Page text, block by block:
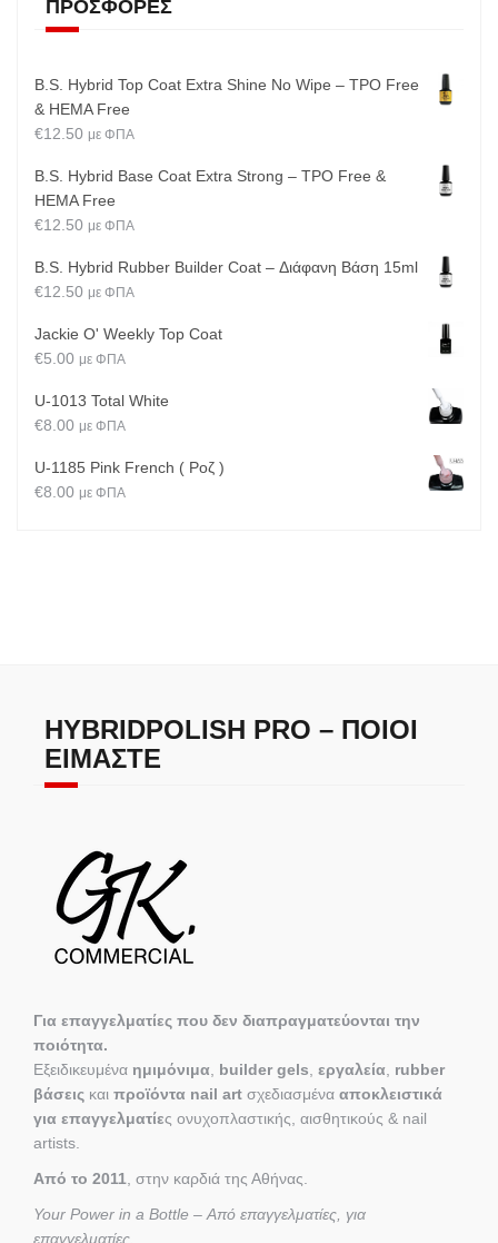
ΠΡΟΣΦΟΡΈΣ
B.S. Hybrid Top Coat Extra Shine No Wipe – TPO Free
& HEMA Free
€12.50 με ΦΠΑ
B.S. Hybrid Base Coat Extra Strong – TPO Free &
HEMA Free
€12.50 με ΦΠΑ
B.S. Hybrid Rubber Builder Coat – Διάφανη Βάση 15ml
€12.50 με ΦΠΑ
Jackie O' Weekly Top Coat
€5.00 με ΦΠΑ
U-1013 Total White
€8.00 με ΦΠΑ
U-1185 Pink French ( Ροζ )
€8.00 με ΦΠΑ
HYBRIDPOLISH PRO – ΠΟΙΟΙ
ΕΊΜΑΣΤΕ
Για επαγγελματίες που δεν διαπραγματεύονται την
ποιότητα.
Εξειδικευμένα ημιμόνιμα, builder gels, εργαλεία, rubber
βάσεις και προϊόντα nail art σχεδιασμένα αποκλειστικά
για επαγγελματίες ονυχοπλαστικής, αισθητικούς & nail
artists.
Από το 2011, στην καρδιά της Αθήνας.
Your Power in a Bottle – Από επαγγελματίες, για
επαγγελματίες.